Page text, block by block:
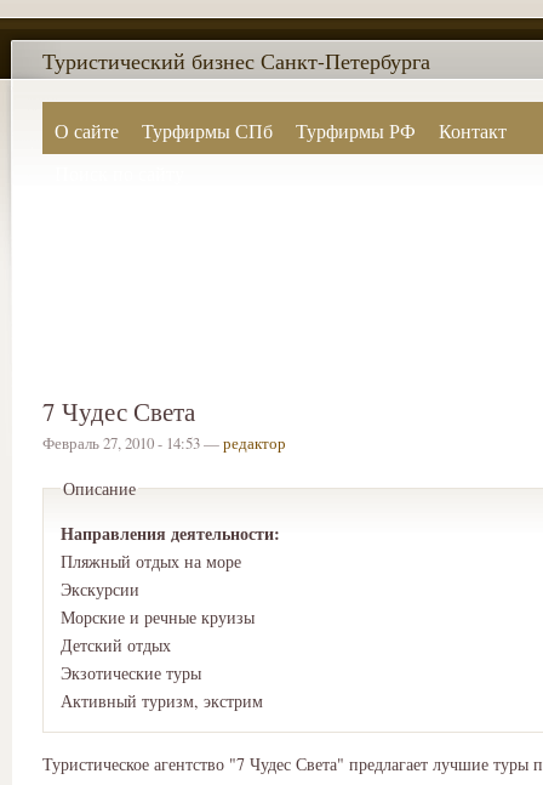
О сайте Турфирмы СПб Турфирмы РФ
Контакт
Туристический бизнес Санкт-Петербурга
7 Чудес Света
Февраль 27, 2010 - 14:53 —редактор
Описание
Направления деятельности:
Пляжный отдых на море
Экскурсии
Морские и речные круизы
Детский отдых
Экзотические туры
Активный туризм, экстрим
Туристическое агентство "7 Чудес Света" предлагает лучшие туры